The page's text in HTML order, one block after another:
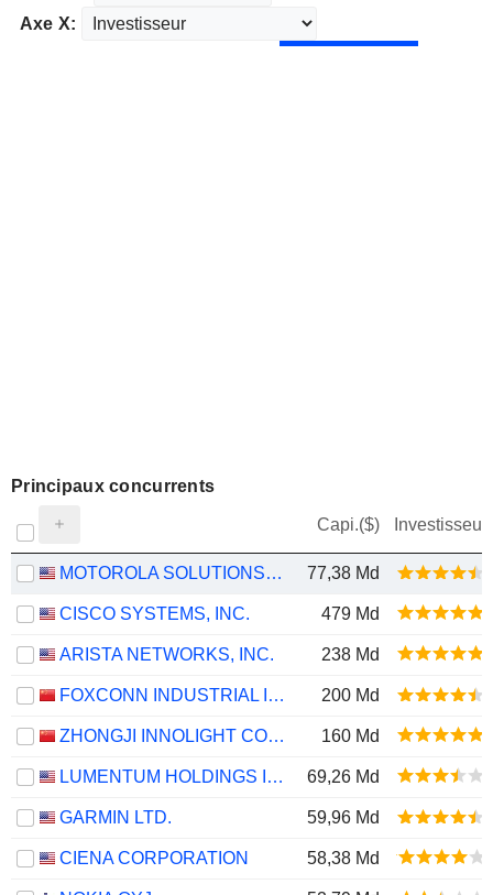
Axe X:
Principaux concurrents
Capi.($) Investisseur
MOTOROLA SOLUTIONS, INC. 77,38 Md
CISCO SYSTEMS, INC. 479 Md
ARISTA NETWORKS, INC. 238 Md
FOXCONN INDUSTRIAL INTERNET CO., LTD. 200 Md
ZHONGJI INNOLIGHT CO., LTD. 160 Md
LUMENTUM HOLDINGS INC. 69,26 Md
GARMIN LTD. 59,96 Md
CIENA CORPORATION 58,38 Md